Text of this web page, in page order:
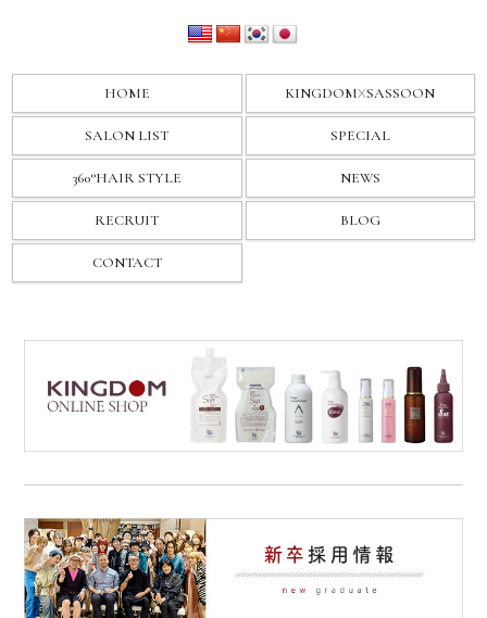
HOME KINGDOMXSASSOON
SALON LIST SPECIAL
360°HAIR STYLE NEWS
RECRUIT BLOG
CONTACT